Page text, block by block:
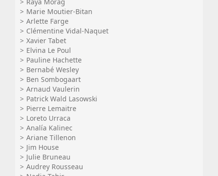
Marie Moutier-Bitan
Arlette Farge
Clémentine Vidal-Naquet
Xavier Tabet
Elvina Le Poul
Pauline Hachette
Bernabé Wesley
Ben Sombogaart
Arnaud Vaulerin
Patrick Wald Lasowski
Pierre Lemaitre
Loreto Urraca
Analía Kalinec
Ariane Tillenon
Jim House
Julie Bruneau
Audrey Rousseau